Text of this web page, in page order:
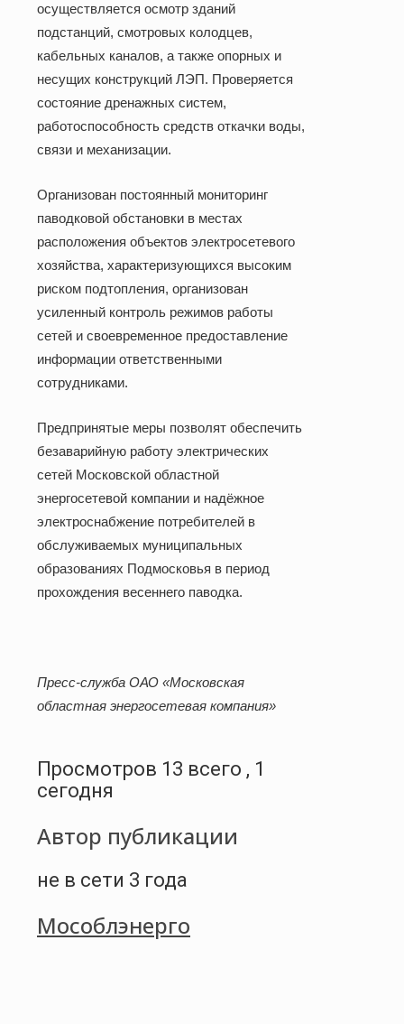
осуществляется осмотр зданий
подстанций, смотровых колодцев,
кабельных каналов, а также опорных и
несущих конструкций ЛЭП. Проверяется
состояние дренажных систем,
работоспособность средств откачки воды,
связи и механизации.
Организован постоянный мониторинг
паводковой обстановки в местах
расположения объектов электросетевого
хозяйства, характеризующихся высоким
риском подтопления, организован
усиленный контроль режимов работы
сетей и своевременное предоставление
информации ответственными
сотрудниками.
Предпринятые меры позволят обеспечить
безаварийную работу электрических
сетей Московской областной
энергосетевой компании и надёжное
электроснабжение потребителей в
обслуживаемых муниципальных
образованиях Подмосковья в период
прохождения весеннего паводка.
Пресс-служба ОАО «Московская
областная энергосетевая компания»
Просмотров 13 всего , 1
сегодня
Автор публикации
не в сети 3 года
Мособлэнерго